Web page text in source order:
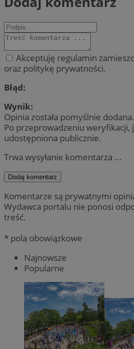
Akceptuję regulamin
oraz politykę prywatności.
Błąd:
Wynik:
Opinia została pomyślnie dodana.
Po przeprowadzeniu weryfikacji,
udostępniona publicznie.
Trwa wysyłanie komentarza ...
Dodaj komentarz
Komentarze są prywatnymi
Wydawca portalu nie ponosi
treść.
* pola obowiązkowe
Najnowsze
Popularne